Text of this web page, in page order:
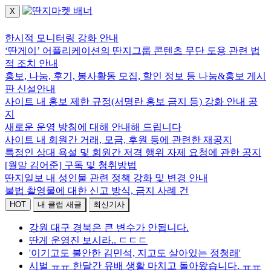
X
한시적 모니터링 강화 안내
‘딴게이’ 어플리케이션의 딴지그룹 콘텐츠 무단 도용 관련 법
적 조치 안내
홍보, 나눔, 후기, 봉사활동 모집, 할인 정보 등 나눔&홍보 게시
판 신설안내
사이트 내 홍보 제한 규정(서명란 홍보 금지 등) 강화 안내 공
지
새로운 운영 방침에 대해 안내해 드립니다
사이트 내 회원간 거래, 모금, 후원 등에 관련한 재공지
특정인 상대 욕설 및 회원간 저격 행위 자제 요청에 관한 공지
[월말 김어준] 구독 및 청취방법
딴지일보 내 성인물 관련 정책 강화 및 변경 안내
불법 촬영물에 대한 신고 방식, 금지 사례 건
HOT 내 클럽 새글 최신기사
강원 대구 경북은 큰 변수가 안됩니다.
딴게 운영진 보시라.. ㄷㄷㄷ
'이기고도 불안한 김민석, 지고도 살아있는 정청래'
시벌 ㅠㅠ 한달간 유배 생활 마치고 돌아왔습니다. ㅠㅠ